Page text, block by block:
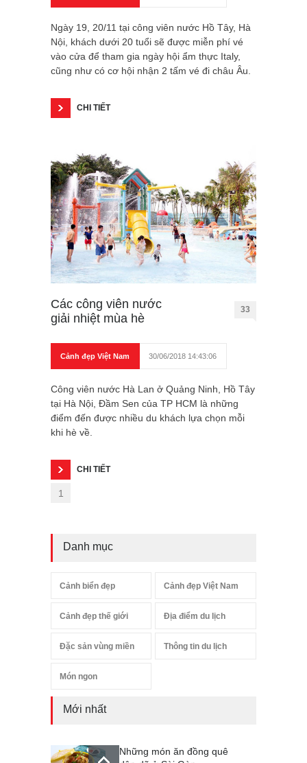
Ngày 19, 20/11 tại công viên nước Hồ Tây, Hà
Nội, khách dưới 20 tuổi sẽ được miễn phí vé
vào cửa để tham gia ngày hội ẩm thực Italy,
cũng như có cơ hội nhận 2 tấm vé đi châu Âu.
CHI TIẾT
Các công viên nước
giải nhiệt mùa hè
33
Cảnh đẹp Việt Nam 30/06/2018 14:43:06
Công viên nước Hà Lan ở Quảng Ninh, Hồ Tây
tại Hà Nội, Đầm Sen của TP HCM là những
điểm đến được nhiều du khách lựa chọn mỗi
khi hè về.
CHI TIẾT
1
Danh mục
Cảnh biển đẹp Cảnh đẹp Việt Nam
Cảnh đẹp thế giới Địa điểm du lịch
Đặc sản vùng miền Thông tin du lịch
Món ngon
Mới nhất
Những món ăn đồng quê